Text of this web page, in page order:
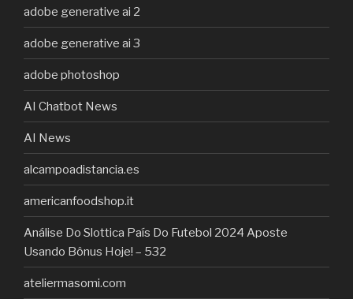
adobe generative ai 2
adobe generative ai 3
adobe photoshop
AI Chatbot News
AI News
alcampoadistancia.es
americanfoodshop.it
Análise Do Slottica País Do Futebol 2024 Aposte
Usando Bônus Hoje! – 532
ateliermasomi.com